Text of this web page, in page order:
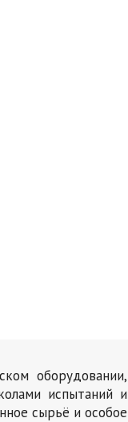
оборудовании,
испытаний и
сырьё и особое